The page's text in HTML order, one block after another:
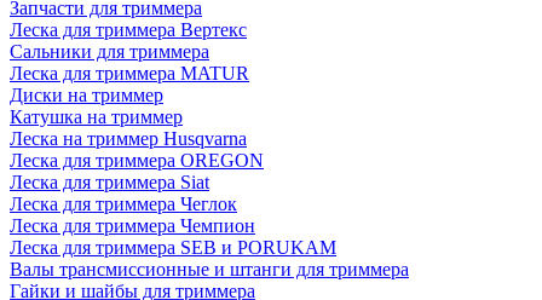
Запчасти для триммера
Леска для триммера Вертекс
Сальники для триммера
Леска для триммера MATUR
Диски на триммер
Катушка на триммер
Леска на триммер Husqvarna
Леска для триммера OREGON
Леска для триммера Siat
Леска для триммера Чеглок
Леска для триммера Чемпион
Леска для триммера SEB и PORUKAM
Валы трансмиссионные и штанги для триммера
Гайки и шайбы для триммера